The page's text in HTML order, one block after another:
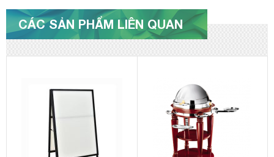
CÁC SẢN PHẨM LIÊN QUAN